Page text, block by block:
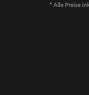
* Alle Preise